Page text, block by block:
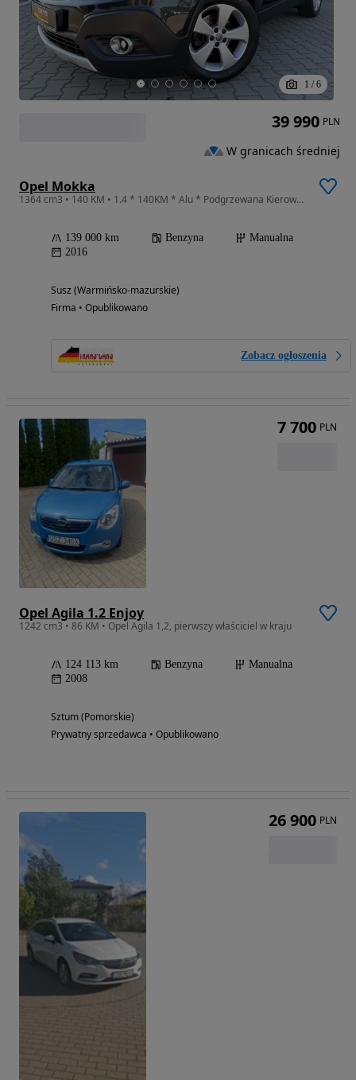
1 / 6
Opel Mokka
1364 cm3 • 140 KM • 1.4 * 140KM * Alu * Podgrzewana Kierownica* Klima * Opłacona*
139 000 km Benzyna
Manualna
2016
Susz (Warmińsko-mazurskie)
Firma • Opublikowano
Zobacz ogłoszenia
39 990 PLN
W granicach średniej
Opel Agila 1.2 Enjoy
1242 cm3 • 86 KM • Opel Agila 1,2, pierwszy właściciel w kraju
124 113 km Benzyna
Manualna
2008
Sztum (Pomorskie)
Prywatny sprzedawca • Opublikowano
7 700 PLN
26 900 PLN